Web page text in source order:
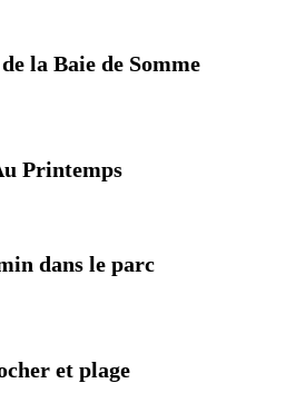
la Baie de Somme
Printemps
dans le parc
et plage